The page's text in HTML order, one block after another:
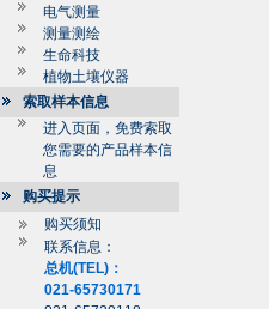
电气测量
测量测绘
生命科技
植物土壤仪器
索取样本信息
进入页面，免费索取
您需要的产品样本信
息
购买提示
购买须知
联系信息：
总机(TEL)：
021-65730171